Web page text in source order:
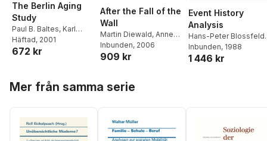
The Berlin Aging
Study
Paul B. Baltes, Karl
Ulrich Mayer
Häftad, 2001
672 kr
After the Fall of the
Wall
Martin Diewald, Anne
Goedicke ,Karl Ulrich
Mayer
Inbunden, 2006
909 kr
Event History
Analysis
Hans-Peter Blossfeld,
Alfred Hamerle
Ulrich Mayer
Inbunden, 1988
1 446 kr
Mer från samma serie